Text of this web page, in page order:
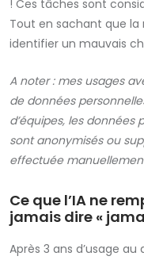
! Ces tâches sont
Tout en sachant que
identifier un mauvais
A noter : mes usages
de données
d’équipes, les données
sont anonymisés ou
effectuée
Ce que l’IA ne
jamais dire «
Après 3 ans d’usage